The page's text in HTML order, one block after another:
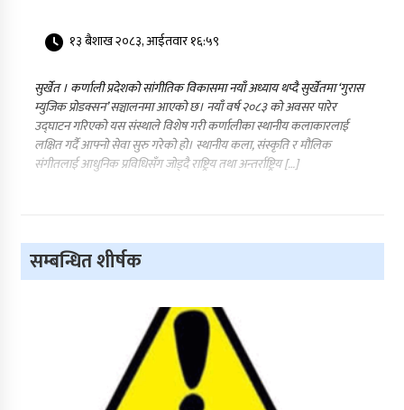
१३ बैशाख २०८३, आईतवार १६:५९
सुर्खेत । कर्णाली प्रदेशको सांगीतिक विकासमा नयाँ अध्याय थप्दै सुर्खेतमा ‘गुरास
म्युजिक प्रोडक्सन’ सञ्चालनमा आएको छ। नयाँ वर्ष २०८३ को अवसर पारेर
उद्घाटन गरिएको यस संस्थाले विशेष गरी कर्णालीका स्थानीय कलाकारलाई
लक्षित गर्दै आफ्नो सेवा सुरु गरेको हो। स्थानीय कला, संस्कृति र मौलिक
संगीतलाई आधुनिक प्रविधिसँग जोड्दै राष्ट्रिय तथा अन्तर्राष्ट्रिय […]
सम्बन्धित शीर्षक